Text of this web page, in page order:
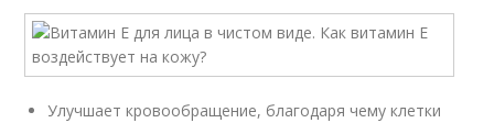
Улучшает кровообращение, благодаря чему клетки